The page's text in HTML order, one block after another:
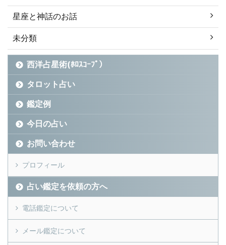
星座と神話のお話
未分類
西洋占星術(ﾎﾛｽｺｰﾌﾟ）
タロット占い
鑑定例
今日の占い
お問い合わせ
プロフィール
占い鑑定を依頼の方へ
電話鑑定について
メール鑑定について